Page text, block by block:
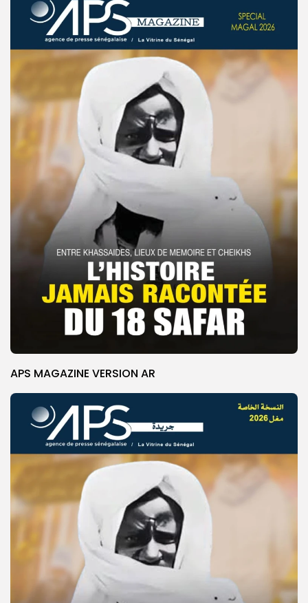
APS MAGAZINE VERSION AR